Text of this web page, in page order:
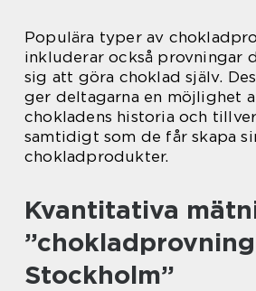
Populära typer av
inkluderar också provningar
sig att göra choklad själv.
ger deltagarna en möjlighet
chokladens historia och
samtidigt som de får skapa
chokladprodukter.
Kvantitativa
”chokladprovning
Stockholm”